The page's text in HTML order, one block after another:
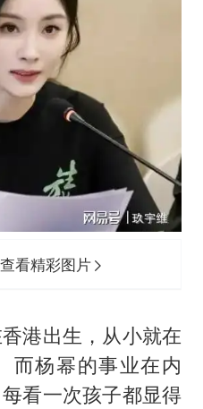
看精彩图片
港出生，从小就在
而杨幂的事业在内
看一次孩子都显得